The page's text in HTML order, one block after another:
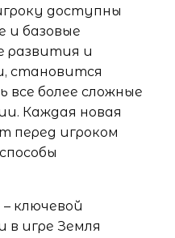
доступны
и базовые
развития и
становится
более сложные
Каждая новая
перед игроком
ключевой
игре Земля